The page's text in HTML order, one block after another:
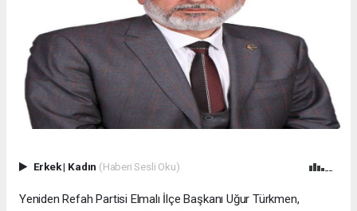
Erkek| Kadın (Haberi Sesli Oku)
Yeniden Refah Partisi Elmalı İlçe Başkanı Uğur Türkmen,